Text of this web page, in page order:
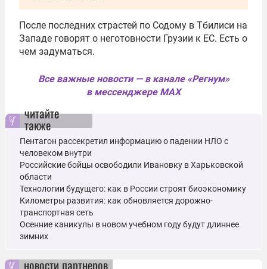
После последних страстей по Содому в Тбилиси на
Западе говорят о неготовности Грузии к ЕС. Есть о
чем задуматься.
Все важные новости — в канале «Регнум»
в мессенджере MAX
читайте
также
Пентагон рассекретил информацию о падении НЛО с
человеком внутри
Российские бойцы освободили Ивановку в Харьковской
области
Технологии будущего: как в России строят биоэкономику
Километры развития: как обновляется дорожно-
транспортная сеть
Осенние каникулы в новом учебном году будут длиннее
зимних
новости партнеров